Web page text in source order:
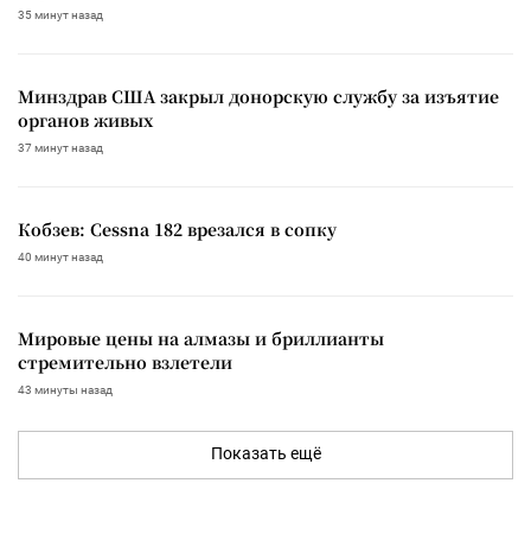
35 минут назад
Минздрав США закрыл донорскую службу за изъятие
органов живых
37 минут назад
Кобзев: Cessna 182 врезался в сопку
40 минут назад
Мировые цены на алмазы и бриллианты
стремительно взлетели
43 минуты назад
Показать ещё